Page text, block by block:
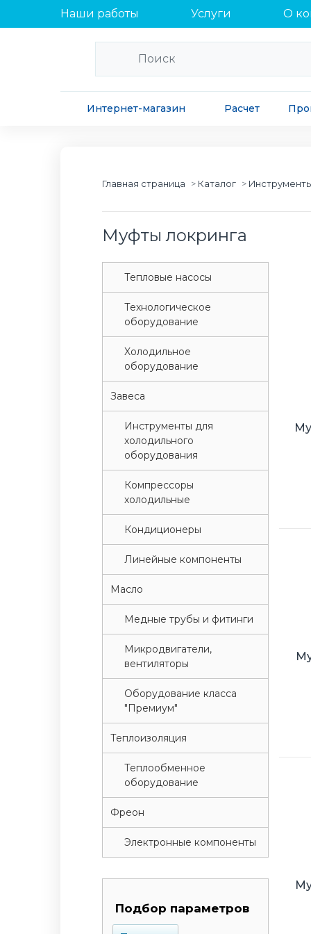
Наши работы Услуги О
Интернет-магазин Расчет
Главная страница Каталог
Муфты локринга
Tепловые насосы
Tехнологическое
оборудование
Xолодильное
оборудование
Завеса
Инструменты для
холодильного
оборудования
Компрессоры
холодильные
Кондиционеры
Линейные компоненты
Масло
Медные трубы и фитинги
Микродвигатели,
вентиляторы
Оборудование класса
"Премиум"
Теплоизоляция
Теплообменное
оборудование
Фреон
Электронные компоненты
Подбор параметров